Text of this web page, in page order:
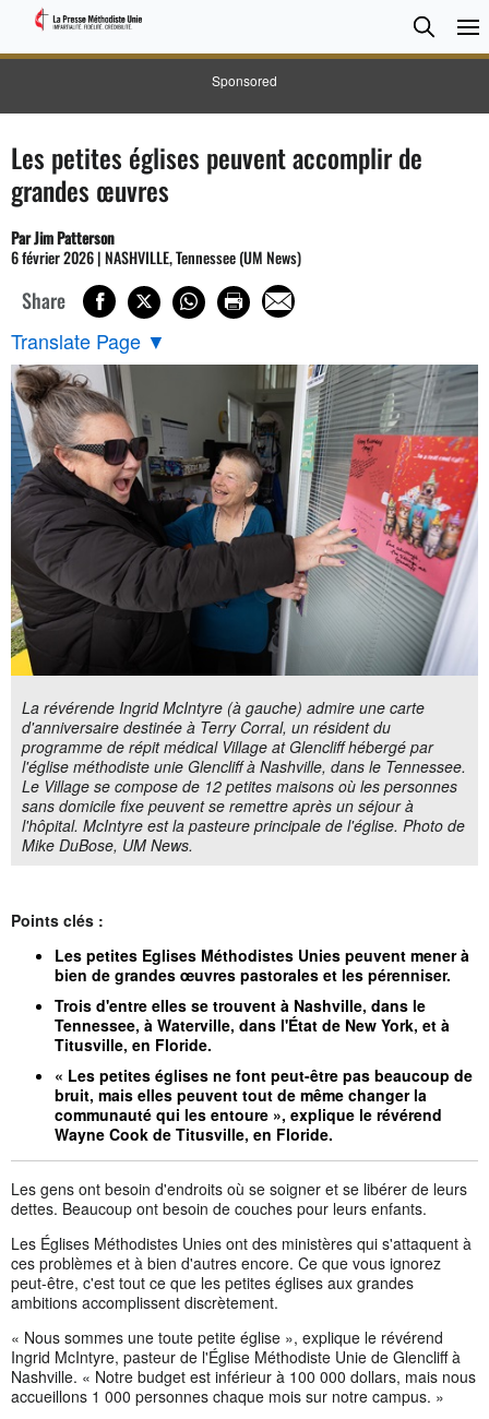
Sponsored
Search
Les petites églises peuvent accomplir de
grandes œuvres
Par Jim Patterson
6 février 2026 | NASHVILLE, Tennessee (UM News)
Share
Translate Page ▼
La révérende Ingrid McIntyre (à gauche) admire une carte
d'anniversaire destinée à Terry Corral, un résident du
programme de répit médical Village at Glencliff hébergé par
l'église méthodiste unie Glencliff à Nashville, dans le Tennessee.
Le Village se compose de 12 petites maisons où les personnes
sans domicile fixe peuvent se remettre après un séjour à
l'hôpital. McIntyre est la pasteure principale de l'église. Photo de
Mike DuBose, UM News.
Points clés :
Les petites Eglises Méthodistes Unies peuvent mener à
bien de grandes œuvres pastorales et les pérenniser.
Trois d'entre elles se trouvent à Nashville, dans le
Tennessee, à Waterville, dans l'État de New York, et à
Titusville, en Floride.
« Les petites églises ne font peut-être pas beaucoup de
bruit, mais elles peuvent tout de même changer la
communauté qui les entoure », explique le révérend
Wayne Cook de Titusville, en Floride.
Les gens ont besoin d'endroits où se soigner et se libérer de leurs
dettes. Beaucoup ont besoin de couches pour leurs enfants.
Les Églises Méthodistes Unies ont des ministères qui s'attaquent à
ces problèmes et à bien d'autres encore. Ce que vous ignorez
peut-être, c'est tout ce que les petites églises aux grandes
ambitions accomplissent discrètement.
« Nous sommes une toute petite église », explique le révérend
Ingrid McIntyre, pasteur de l'Église Méthodiste Unie de Glencliff à
Nashville. « Notre budget est inférieur à 100 000 dollars, mais nous
accueillons 1 000 personnes chaque mois sur notre campus. »